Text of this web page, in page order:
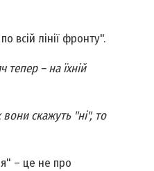
всій лінії фронту".
тепер – на їхній
скажуть "ні", то
– це не про